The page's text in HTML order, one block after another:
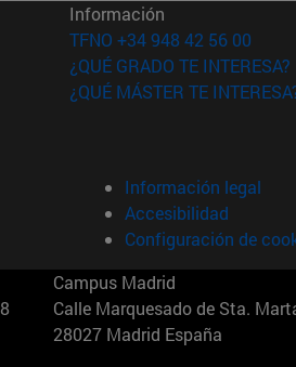
ventana)
ventana)
en nueva ventana)
en nueva ventana)
Información
TFNO +34 948 42 56 00
¿QUÉ GRADO TE INTERESA?
¿QUÉ MÁSTER TE
Información legal
Accesibilidad
Configuración de
Campus Madrid
Calle Marquesado de Sta.
28027 Madrid España